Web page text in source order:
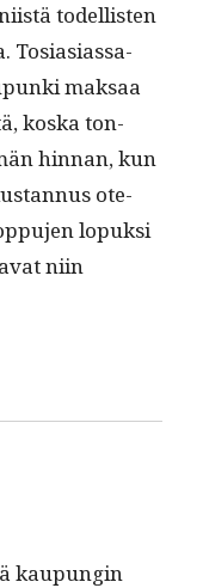
todel­lis­ten
Tosi­asi­as­sa­
mak­saa
kos­ka ton­
hin­nan, kun
ote­
lopuk­si
niin
kaupun­gin